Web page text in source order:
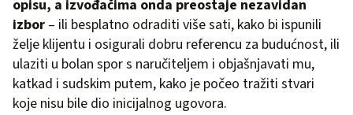
opisu, a izvođačima onda preostaje nezavidan
izbor – ili besplatno odraditi više sati, kako bi ispunili
želje klijentu i osigurali dobru referencu za budućnost, ili
ulaziti u bolan spor s naručiteljem i objašnjavati mu,
katkad i sudskim putem, kako je počeo tražiti stvari
koje nisu bile dio inicijalnog ugovora.